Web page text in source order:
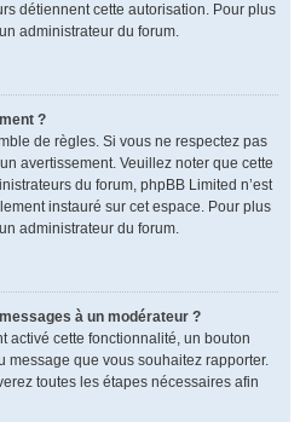
détiennent cette autorisation. Pour plus
administrateur du forum.
?
de règles. Si vous ne respectez pas
avertissement. Veuillez noter que cette
du forum, phpBB Limited n’est
instauré sur cet espace. Pour plus
administrateur du forum.
à un modérateur ?
activé cette fonctionnalité, un bouton
message que vous souhaitez rapporter.
toutes les étapes nécessaires afin